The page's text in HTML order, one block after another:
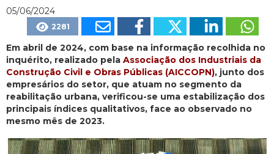
05/06/2024
2281
Em abril de 2024, com base na informação recolhida no
inquérito, realizado pela Associação dos Industriais da
Construção Civil e Obras Públicas (AICCOPN), junto dos
empresários do setor, que atuam no segmento da
reabilitação urbana, verificou-se uma estabilização dos
principais índices qualitativos, face ao observado no
mesmo mês de 2023.